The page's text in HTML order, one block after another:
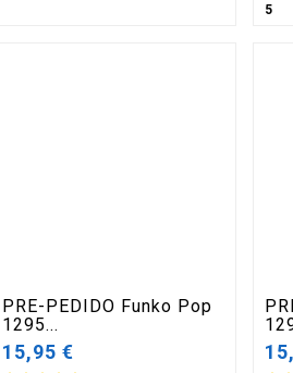
5
PRE-PEDIDO Funko Pop
1295...
15,95 €